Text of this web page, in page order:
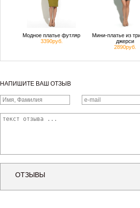
Модное платье футляр
3390руб.
Мини-платье из
джерси
2890руб.
НАПИШИТЕ ВАШ ОТЗЫВ
ОТЗЫВЫ